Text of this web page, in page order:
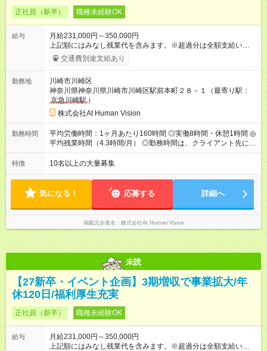
正社員（新卒） 職種未経験OK
給与
月給231,000円～350,000円
上記額にはみなし残業代を含みます。※超過分は全額支給いたし
ます。 みなし残業代 24,000円 ～ 37,000円／月 みなし残業時
間 15時間／月 【給与】 月給： 大卒・院卒 ：243，000
（固定残業代 24，000円） 賞与：年２回 （業績連動型） 昇
給：年２回（3月、9月) 試用期間：6ヶ月 ※上記額にはみなし残
業代（月15時間分）が含まれた 金額になります。超過分は追加
で全額支給。 【頑張りを給与・キャリアに還元します】 年に2
回⼈事評価があり等級が決まります。 等級に合わせた給与設定
のため、若い内からでも頑張り次第で給与アップが叶います。
⼀般職（20～31万円）→リーダー（⽉給26～36万円） →係⻑
～58万円） 【試用期間】試用期間あり 試用期間の長さ：6ヶ月
※ 雇用形態と給与に、本採用時と異なる部分があります。 雇用
形態：本採用時と同じです。 給与：月給 224,000円 ～ 330,000
円 上記額にはみなし残業代を含みます。※超過分は全額支給い
たします。 みなし残業代 24,000円 ～ 34,000円／月 みなし残業
時間 15時間／月
交通費別途支給あり
勤務地
川崎市川崎区
神奈川県神奈川県川崎市川崎区駅前本町２８－１（最寄り駅：
京急川崎駅 ）
株式会社At Human Vision
勤務時間
平均労働時間：1ヶ月あたり160時間 ◎実働8時間・休憩1時間 ◎
平均残業時間（4.3時間/月） ◎勤務時間は、クライアント先に
より異なります。 ※＜シフト例＞ 10:00～19:00／11:00～
20:00 平均労働時間：1ヶ月あたり160時間 ◎実働8時間・休憩1
先に より異なります。 ※＜シフト例＞ 10:00～19:00／11:00
～20:00
特徴 10名以上の大量募集
気になる！ 応募する 詳細へ
掲載元企業名 株式会社At Human Vision
未読
【27新卒・イベント企画】3期増収で事業拡大/年
休120日/福利厚生充実
正社員（新卒） 職種未経験OK
給与
月給231,000円～350,000円
上記額にはみなし残業代を含みます。※超過分は全額支給いたし